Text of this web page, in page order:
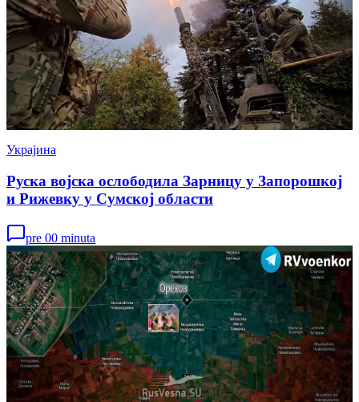
Украјина
Руска војска ослободила Зарницу у Запорошкој
и Рижевку у Сумској области
pre 00 minuta